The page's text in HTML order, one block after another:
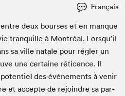
Français
deux bours­es et en manque
tran­quille à Mon­tréal. Lorsqu’il
sa ville natale pour régler un
une cer­taine réti­cence. Il
des événe­ments à venir
et accepte de rejoin­dre sa par­